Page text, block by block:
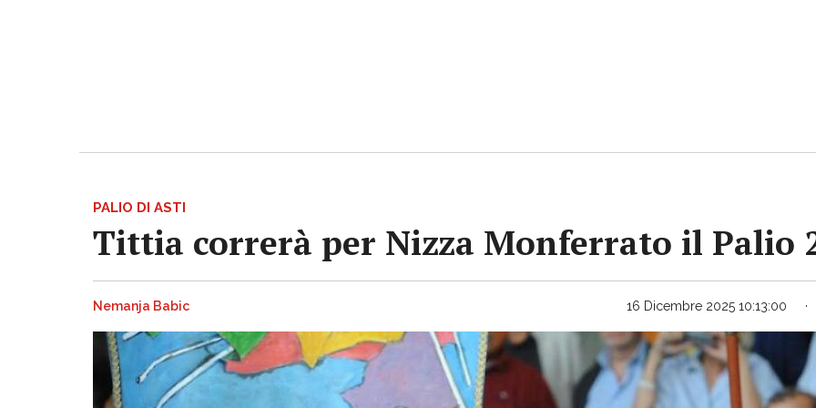
PALIO DI ASTI
Tittia correrà per Nizza Monferrato il Palio
Nemanja Babic 16 Dicembre 2025 10:13:00